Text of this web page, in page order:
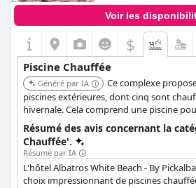
Voir les
$
Piscine Chauffée
Généré par IA
Ce complexe
piscines extérieures, dont cinq sont
hivernale. Cela comprend une piscine
piscines pour enfants avec 16 toboggans
Résumé des avis concernant la
Chauffée'.
Résumé par IA
L'hôtel Albatros White Beach - By
choix impressionnant de piscines